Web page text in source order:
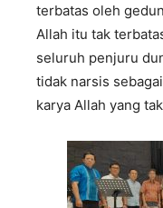
terbatas oleh
Allah itu tak
seluruh penjuru
tidak narsis
karya Allah yang